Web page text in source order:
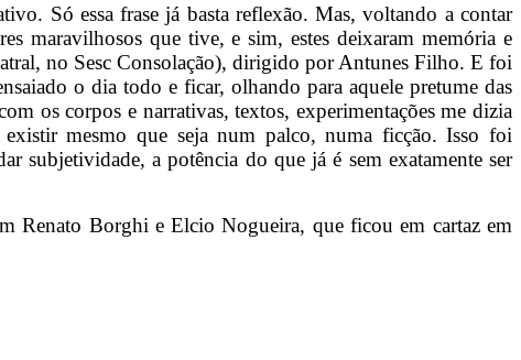
Só essa frase já basta reflexão. Mas, voltando a contar
maravilhosos que tive, e sim, estes deixaram memória e
no Sesc Consolação), dirigido por Antunes Filho. E foi
o dia todo e ficar, olhando para aquele pretume das
os corpos e narrativas, textos, experimentações me dizia
mesmo que seja num palco, numa ficção. Isso foi
subjetividade, a potência do que já é sem exatamente ser
Renato Borghi e Elcio Nogueira, que ficou em cartaz em